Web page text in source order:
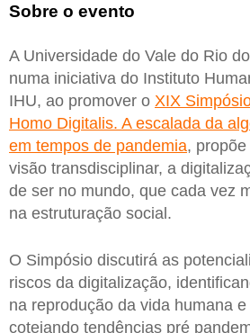
Sobre o evento
A Universidade do Vale do Rio
numa iniciativa do Instituto
IHU, ao promover o XIX
Homo Digitalis. A escalada da
em tempos de pandemia,
visão transdisciplinar, a
de ser no mundo, que cada vez
na estruturação social.
O Simpósio discutirá as
riscos da digitalização,
na reprodução da vida humana
cotejando tendências pré